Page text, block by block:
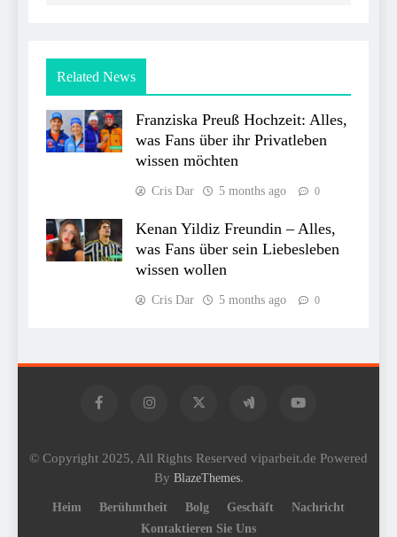
Related News
Franziska Preuß Hochzeit: Alles,
was Fans über ihr Privatleben
wissen möchten
Cris Dar 5 months ago 0
Kenan Yildiz Freundin – Alles,
was Fans über sein Liebesleben
wissen wollen
Cris Dar 5 months ago 0
© Copyright 2025, All Rights Reserved viparbeit.de Powered
By BlazeThemes.
Heim Berühmtheit Bolg Geschäft
Nachricht
Kontaktieren Sie Uns